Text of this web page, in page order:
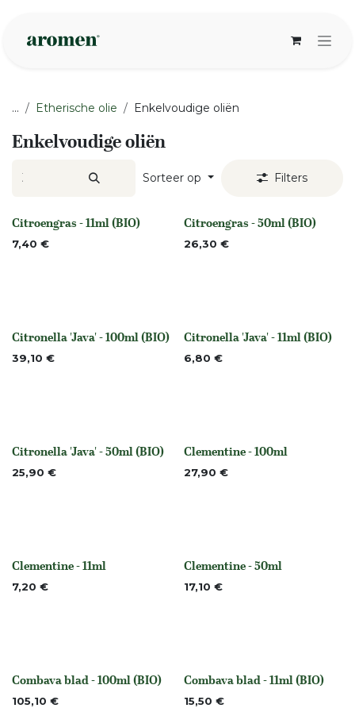
... Etherische olie Enkelvoudige oliën
Enkelvoudige oliën
Sorteer op Filters
None
Citroengras - 11ml (BIO)
7,40 € Niet op voorraad
Citroengras - 50ml (BIO)
26,30 €
None
Citronella 'Java' - 100ml (BIO)
39,10 € None
Citronella 'Java' - 11ml (BIO)
6,80 €
None
Citronella 'Java' - 50ml (BIO)
25,90 € None
Clementine - 100ml
27,90 €
None
Clementine - 11ml
7,20 € None
Clementine - 50ml
17,10 €
None
Combava blad - 100ml (BIO)
105,10 € None
Combava blad - 11ml (BIO)
15,50 €